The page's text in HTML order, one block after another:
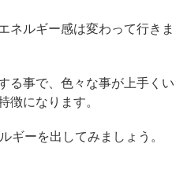
ネルギー感は変わって行きま
る事で、色々な事が上手くい
徴になります。
ギーを出してみましょう。